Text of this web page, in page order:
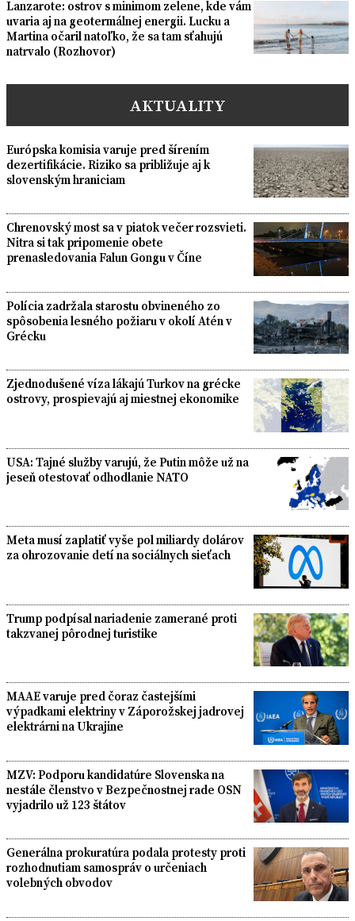
Lanzarote: ostrov s minimom zelene, kde vám
uvaria aj na geotermálnej energii. Lucku a
Martina očaril natoľko, že sa tam sťahujú
natrvalo (Rozhovor)
AKTUALITY
Európska komisia varuje pred šírením
dezertifikácie. Riziko sa približuje aj k
slovenským hraniciam
Chrenovský most sa v piatok večer rozsvieti.
Nitra si tak pripomenie obete
prenasledovania Falun Gongu v Číne
Polícia zadržala starostu obvineného zo
spôsobenia lesného požiaru v okolí Atén v
Grécku
Zjednodušené víza lákajú Turkov na grécke
ostrovy, prospievajú aj miestnej ekonomike
USA: Tajné služby varujú, že Putin môže už na
jeseň otestovať odhodlanie NATO
Meta musí zaplatiť vyše pol miliardy dolárov
za ohrozovanie detí na sociálnych sieťach
Trump podpísal nariadenie zamerané proti
takzvanej pôrodnej turistike
MAAE varuje pred čoraz častejšími
výpadkami elektriny v Záporožskej jadrovej
elektrárni na Ukrajine
MZV: Podporu kandidatúre Slovenska na
nestále členstvo v Bezpečnostnej rade OSN
vyjadrilo už 123 štátov
Generálna prokuratúra podala protesty proti
rozhodnutiam samospráv o určeniach
volebných obvodov